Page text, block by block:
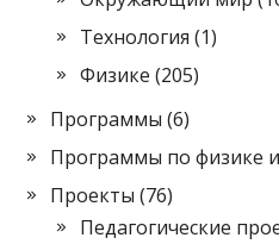
Технология (1)
Физике (205)
Программы (6)
Программы по физике
Проекты (76)
Педагогические